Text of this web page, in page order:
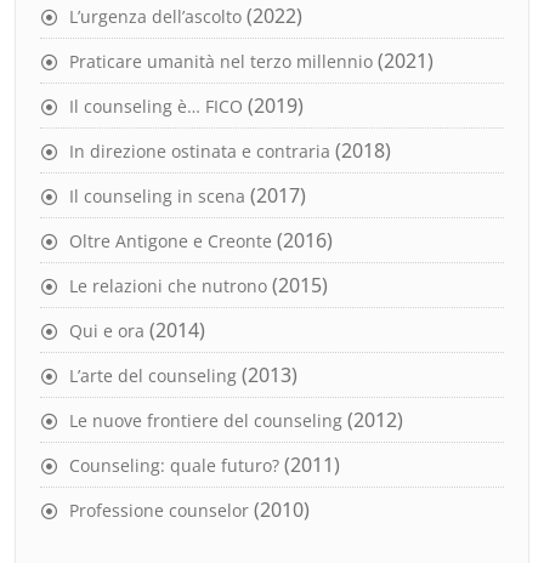
L’urgenza dell’ascolto (2022)
Praticare umanità nel terzo millennio (2021)
Il counseling è… FICO (2019)
In direzione ostinata e contraria (2018)
Il counseling in scena (2017)
Oltre Antigone e Creonte (2016)
Le relazioni che nutrono (2015)
Qui e ora (2014)
L’arte del counseling (2013)
Le nuove frontiere del counseling (2012)
Counseling: quale futuro? (2011)
Professione counselor (2010)